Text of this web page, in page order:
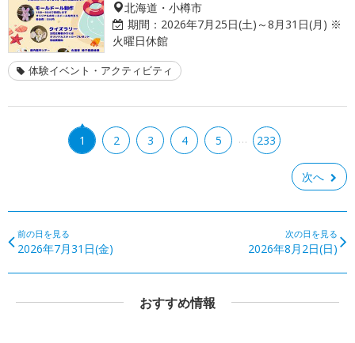
北海道・小樽市
期間： 2026年7月25日(土)～8月31日(月) ※
火曜日休館
体験イベント・アクティビティ
1 2 3 4 5 … 233
次へ
前の日を見る
2026年7月31日(金)
次の日を見る
2026年8月2日(日)
おすすめ情報